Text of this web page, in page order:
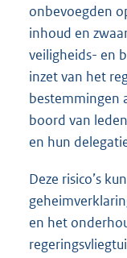
onbevoegden
inhoud en
veiligheids- en
inzet van het
bestemmingen
boord van
en hun
Deze risico’s
en het